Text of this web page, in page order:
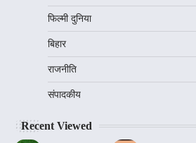
फिल्मी दुनिया
बिहार
राजनीति
संपादकीय
Recent Viewed